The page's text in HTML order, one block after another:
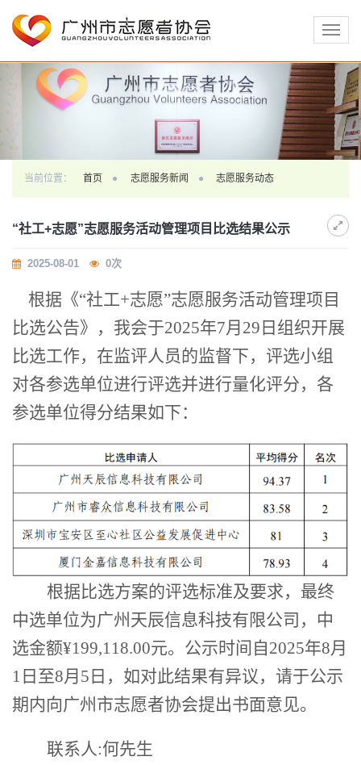
切
换
航
当前位置： 首页 志愿服务新闻 志愿服务动态
“社工+志愿”志愿服务活动管理项目比选结果公示
2025-08-01 0次
根据《“社工+志愿”志愿服务活动管理项目
比选公告》，我会于2025年7月29日组织开展
比选工作，在监评人员的监督下，评选小组
对各参选单位进行评选并进行量化评分，各
参选单位得分结果如下：
根据比选方案的评选标准及要求，最终
中选单位为广州天辰信息科技有限公司 ，中
选金额¥199,118.00元。公示时间自2025年8月
1日至8月5日，如对此结果有异议，请于公示
期内向广州市志愿者协会提出书面意见。
联系人:何先生